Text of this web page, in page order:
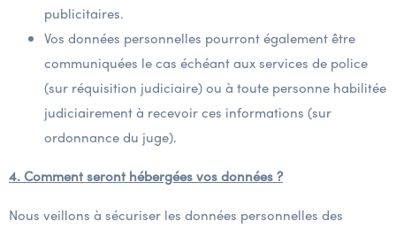
publicitaires.
Vos données personnelles pourront également être
communiquées le cas échéant aux services de police
(sur réquisition judiciaire) ou à toute personne habilitée
judiciairement à recevoir ces informations (sur
ordonnance du juge).
4. Comment seront hébergées vos données ?
Nous veillons à sécuriser les données personnelles des